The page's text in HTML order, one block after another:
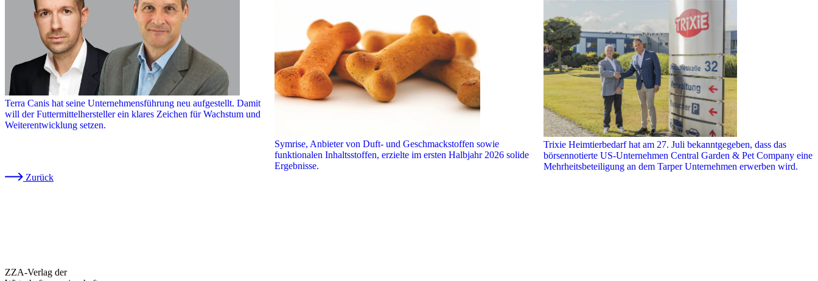
Terra Canis hat seine Unternehmensführung neu aufgestellt. Damit
will der Futtermittelhersteller ein klares Zeichen für Wachstum und
Weiterentwicklung setzen.
Symrise, Anbieter von Duft- und Geschmackstoffen sowie
funktionalen Inhaltsstoffen, erzielte im ersten Halbjahr 2026 solide
Ergebnisse.
Trixie Heimtierbedarf hat am 27. Juli bekanntgegeben, dass das
börsennotierte US-Unternehmen Central Garden & Pet Company eine
Mehrheitsbeteiligung an dem Tarper Unternehmen erwerben wird.
Zurück
ZZA-Verlag der